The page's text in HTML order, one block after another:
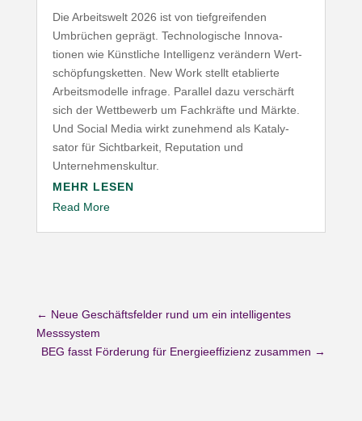
Die Arbeitswelt 2026 ist von tief­grei­fenden
Umbrüchen geprägt. Tech­no­lo­gische Inno­va­
tionen wie Künst­liche Intel­ligenz verändern Wert­
schöp­fungs­ketten. New Work stellt etablierte
Arbeits­mo­delle infrage. Parallel dazu verschärft
sich der Wett­bewerb um Fach­kräfte und Märkte.
Und Social Media wirkt zunehmend als Kata­ly­
sator für Sicht­barkeit, Repu­tation und
Unternehmenskultur.
MEHR LESEN
Read More
← Neue Geschäftsfelder rund um ein intelligentes
Messsystem
BEG fasst Förderung für Energieeffizienz zusammen →